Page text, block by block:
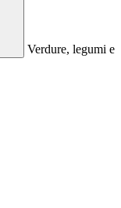
Verdure, legumi e